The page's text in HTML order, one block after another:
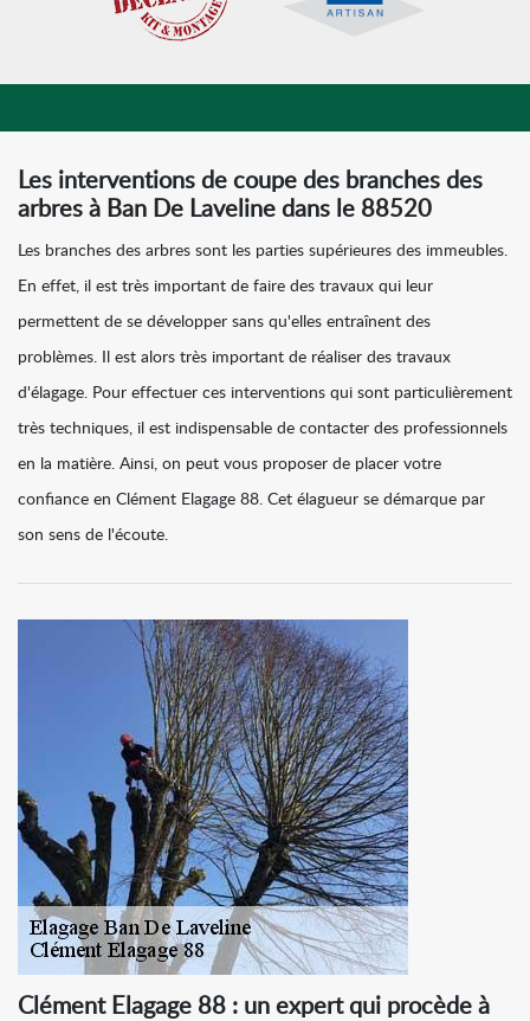
Les interventions de coupe des branches des
arbres à Ban De Laveline dans le 88520
Les branches des arbres sont les parties supérieures des immeubles.
En effet, il est très important de faire des travaux qui leur
permettent de se développer sans qu'elles entraînent des
problèmes. Il est alors très important de réaliser des travaux
d'élagage. Pour effectuer ces interventions qui sont particulièrement
très techniques, il est indispensable de contacter des professionnels
en la matière. Ainsi, on peut vous proposer de placer votre
confiance en Clément Elagage 88. Cet élagueur se démarque par
son sens de l'écoute.
Clément Elagage 88 : un expert qui procède à